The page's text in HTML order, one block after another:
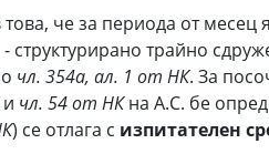
че за периода от месец
трайно
чл. 354а, ал. 1 от НК. За
и чл. 54 от НКна А.С. бе
) се отлага с изпитателен